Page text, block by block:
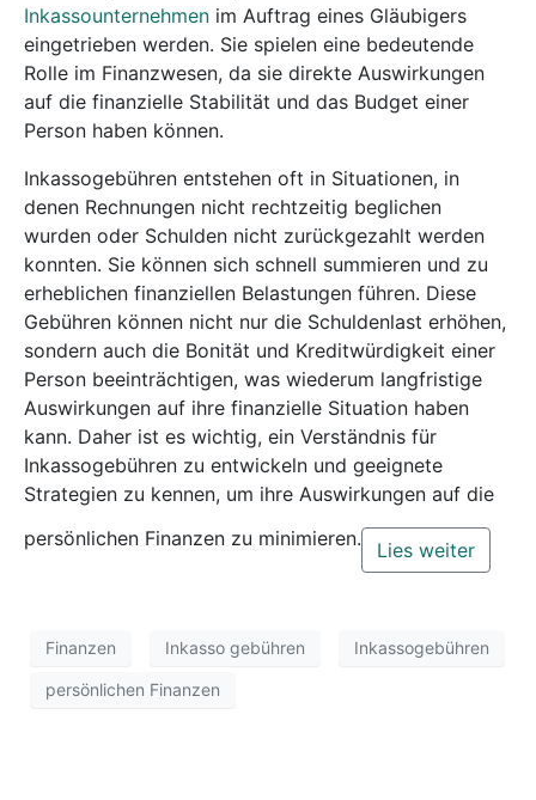
Inkassounternehmen im Auftrag eines Gläubigers
eingetrieben werden. Sie spielen eine bedeutende
Rolle im Finanzwesen, da sie direkte Auswirkungen
auf die finanzielle Stabilität und das Budget einer
Person haben können.
Inkassogebühren entstehen oft in Situationen, in
denen Rechnungen nicht rechtzeitig beglichen
wurden oder Schulden nicht zurückgezahlt werden
konnten. Sie können sich schnell summieren und zu
erheblichen finanziellen Belastungen führen. Diese
Gebühren können nicht nur die Schuldenlast erhöhen,
sondern auch die Bonität und Kreditwürdigkeit einer
Person beeinträchtigen, was wiederum langfristige
Auswirkungen auf ihre finanzielle Situation haben
kann. Daher ist es wichtig, ein Verständnis für
Inkassogebühren zu entwickeln und geeignete
Strategien zu kennen, um ihre Auswirkungen auf die
persönlichen Finanzen zu minimieren.
Lies weiter
Finanzen Inkasso gebühren Inkassogebühren
persönlichen Finanzen